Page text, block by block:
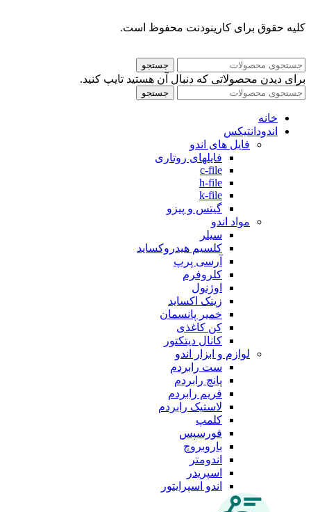
کلیه حقوق برای کارینودنت محفوظ است.
جستجو
برای دیدن محصولاتی که دنبال آن هستید تایپ کنید.
جستجو
خانه
اندودانتیکس
فایل های اندو
فایلهای روتاری
c-file
h-file
k-file
گیتس و پیزو
مواد اندو
سیلر
کلسیم هیدروکساید
آرسی پرپ
کلروفرم
اوژنول
زینک اکساید
خمیر پانسمان
کن کاغذی
کانال دیتکتور
لوازم و ابزار اندو
ست رابردم
پانچ رابردم
فریم رابردم
لاستیک رابردم
کلمپ
فورسپس
باروبروچ
اندومتر
اسپریدر
اندو اسپرایتور